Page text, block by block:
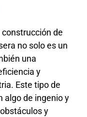
de
no solo es un
una
y
Este tipo de
algo de ingenio y
y